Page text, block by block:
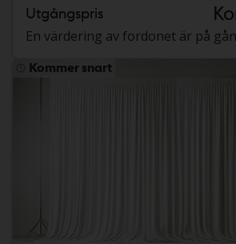
Utgångspris
En värdering av fordonet är på
Kommer snart